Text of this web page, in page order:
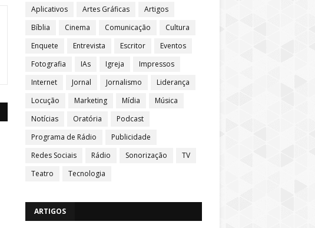
Aplicativos Artes Gráficas
Artigos
Bíblia
Cinema Comunicação
Cultura
Enquete
Entrevista Escritor
Eventos
Fotografia
IAs Igreja
Impressos
Internet
Jornal Jornalismo
Liderança
Locução
Marketing Mídia
Música
Notícias
Oratória
Podcast
Programa de Rádio
Publicidade
Redes Sociais
Rádio Sonorização
TV
Teatro
Tecnologia
ARTIGOS